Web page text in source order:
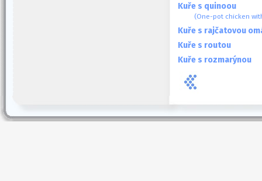
Kuře s quinoou
(One-pot chicken
Kuře s rajčatovou
Kuře s routou
Kuře s rozmarýnou